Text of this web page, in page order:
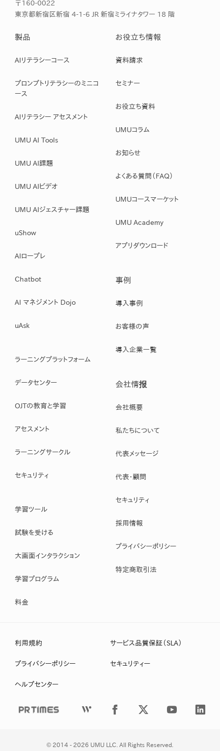
〒160-0022
東京都新宿区新宿 4-1-6 JR 新宿ミライナタワー 18 階
製品
AIリテラシーコース
プロンプトリテラシーのミニコ
ース
AIリテラシー アセスメント
UMU AI Tools
UMU AI課題
UMU AIビデオ
UMU AIジェスチャー課題
uShow
AIロープレ
Chatbot
AI マネジメント Dojo
uAsk
ラーニングプラットフォーム
データセンター
OJTの教育と学習
アセスメント
ラーニングサークル
セキュリティ
学習ツール
試験を受ける
大画面インタラクション
学習プログラム
料金
お役立ち情報
資料請求
セミナー
お役立ち資料
UMUコラム
お知らせ
よくある質問（FAQ）
UMUコースマーケット
UMU Academy
アプリダウンロード
事例
導入事例
お客様の声
導入企業一覧
会社情报
会社概要
私たちについて
代表メッセージ
代表・顧問
セキュリティ
採用情報
プライバシーポリシー
特定商取引法
利用規約 サービス品質保証（SLA）
プライバシーポリシー セキュリティー
ヘルプセンター
© 2014 - 2026 UMU LLC. All Rights Reserved.